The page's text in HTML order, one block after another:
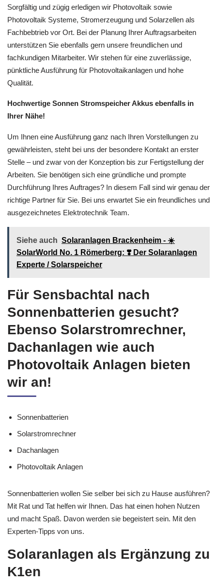
Sorgfältig und zügig erledigen wir Photovoltaik sowie
Photovoltaik Systeme, Stromerzeugung und Solarzellen als
Fachbebtrieb vor Ort. Bei der Planung Ihrer Auftragsarbeiten
unterstützen Sie ebenfalls gern unsere freundlichen und
fachkundigen Mitarbeiter. Wir stehen für eine zuverlässige,
pünktliche Ausführung für Photovoltaikanlagen und hohe
Qualität.
Hochwertige Sonnen Stromspeicher Akkus ebenfalls in
Ihrer Nähe!
Um Ihnen eine Ausführung ganz nach Ihren Vorstellungen zu
gewährleisten, steht bei uns der besondere Kontakt an erster
Stelle – und zwar von der Konzeption bis zur Fertigstellung der
Arbeiten. Sie benötigen sich eine gründliche und prompte
Durchführung Ihres Auftrages? In diesem Fall sind wir genau der
richtige Partner für Sie. Bei uns erwartet Sie ein freundliches und
ausgezeichnetes Elektrotechnik Team.
Siehe auch Solaranlagen Brackenheim - ☀️
SolarWorld No. 1 Römerberg: ❣️ Der Solaranlagen
Experte / Solarspeicher
Für Sensbachtal nach
Sonnenbatterien gesucht?
Ebenso Solarstromrechner,
Dachanlagen wie auch
Photovoltaik Anlagen bieten
wir an!
Sonnenbatterien
Solarstromrechner
Dachanlagen
Photovoltaik Anlagen
Sonnenbatterien wollen Sie selber bei sich zu Hause ausführen?
Mit Rat und Tat helfen wir Ihnen. Das hat einen hohen Nutzen
und macht Spaß. Davon werden sie begeistert sein. Mit den
Experten-Tipps von uns.
Solaranlagen als Ergänzung zu
K1en